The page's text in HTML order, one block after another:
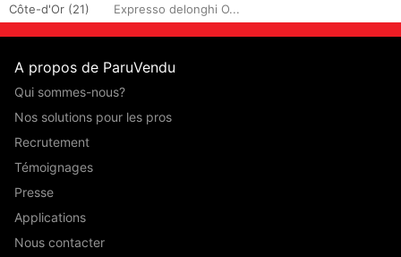
Côte-d'Or (21)
Expresso delonghi O...
A propos de ParuVendu
Qui sommes-nous?
Nos solutions pour les pros
Recrutement
Témoignages
Presse
Applications
Nous contacter